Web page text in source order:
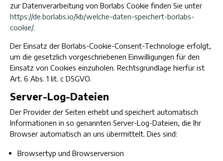
zur Datenverarbeitung von Borlabs Cookie finden Sie unter
https://de.borlabs.io/kb/welche-daten-speichert-borlabs-
cookie/.
Der Einsatz der Borlabs-Cookie-Consent-Technologie erfolgt,
um die gesetzlich vorgeschriebenen Einwilligungen für den
Einsatz von Cookies einzuholen. Rechtsgrundlage hierfür ist
Art. 6 Abs. 1 lit. c DSGVO.
Server-Log-Dateien
Der Provider der Seiten erhebt und speichert automatisch
Informationen in so genannten Server-Log-Dateien, die Ihr
Browser automatisch an uns übermittelt. Dies sind:
Browsertyp und Browserversion